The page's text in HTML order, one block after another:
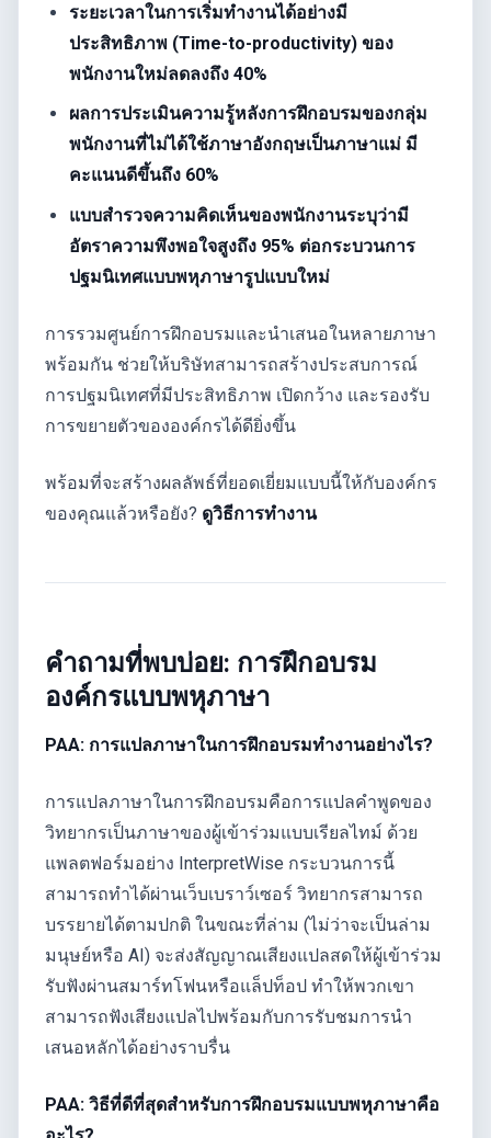
ระยะเวลาในการเริ่มทำงานได้อย่างมี
ประสิทธิภาพ (Time-to-productivity) ของ
พนักงานใหม่ลดลงถึง 40%
ผลการประเมินความรู้หลังการฝึกอบรมของกลุ่ม
พนักงานที่ไม่ได้ใช้ภาษาอังกฤษเป็นภาษาแม่ มี
คะแนนดีขึ้นถึง 60%
แบบสำรวจความคิดเห็นของพนักงานระบุว่ามี
อัตราความพึงพอใจสูงถึง 95% ต่อกระบวนการ
ปฐมนิเทศแบบพหุภาษารูปแบบใหม่
การรวมศูนย์การฝึกอบรมและนำเสนอในหลายภาษา
พร้อมกัน ช่วยให้บริษัทสามารถสร้างประสบการณ์
การปฐมนิเทศที่มีประสิทธิภาพ เปิดกว้าง และรองรับ
การขยายตัวขององค์กรได้ดียิ่งขึ้น
พร้อมที่จะสร้างผลลัพธ์ที่ยอดเยี่ยมแบบนี้ให้กับองค์กร
ของคุณแล้วหรือยัง? ดูวิธีการทำงาน
คำถามที่พบบ่อย: การฝึกอบรม
องค์กรแบบพหุภาษา
PAA: การแปลภาษาในการฝึกอบรมทำงานอย่างไร?
การแปลภาษาในการฝึกอบรมคือการแปลคำพูดของ
วิทยากรเป็นภาษาของผู้เข้าร่วมแบบเรียลไทม์ ด้วย
แพลตฟอร์มอย่าง InterpretWise กระบวนการนี้
สามารถทำได้ผ่านเว็บเบราว์เซอร์ วิทยากรสามารถ
บรรยายได้ตามปกติ ในขณะที่ล่าม (ไม่ว่าจะเป็นล่าม
มนุษย์หรือ AI) จะส่งสัญญาณเสียงแปลสดให้ผู้เข้าร่วม
รับฟังผ่านสมาร์ทโฟนหรือแล็ปท็อป ทำให้พวกเขา
สามารถฟังเสียงแปลไปพร้อมกับการรับชมการนำ
เสนอหลักได้อย่างราบรื่น
PAA: วิธีที่ดีที่สุดสำหรับการฝึกอบรมแบบพหุภาษาคือ